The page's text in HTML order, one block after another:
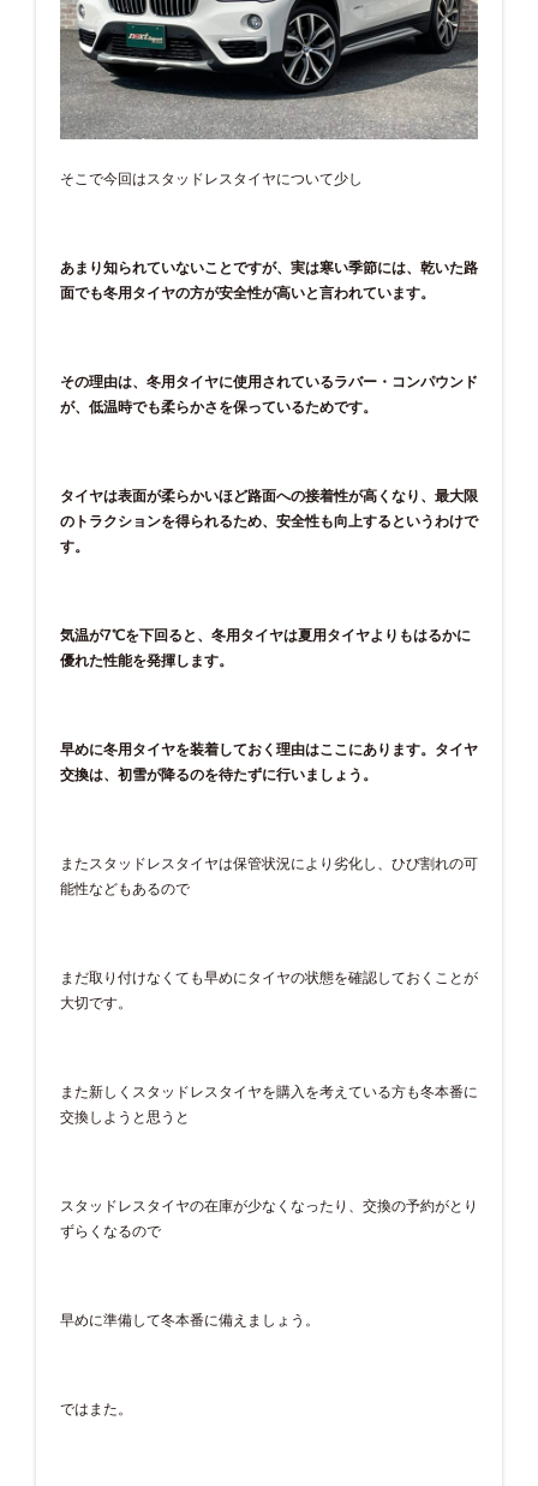
そこで今回はスタッドレスタイヤについて少し
あまり知られていないことですが、実は寒い季節には、乾いた路
面でも冬用タイヤの方が安全性が高いと言われています。
その理由は、冬用タイヤに使用されているラバー・コンパウンド
が、低温時でも柔らかさを保っているためです。
タイヤは表面が柔らかいほど路面への接着性が高くなり、最大限
のトラクションを得られるため、安全性も向上するというわけで
す。
気温が7℃を下回ると、冬用タイヤは夏用タイヤよりもはるかに
優れた性能を発揮します。
早めに冬用タイヤを装着しておく理由はここにあります。タイヤ
交換は、初雪が降るのを待たずに行いましょう。
またスタッドレスタイヤは保管状況により劣化し、ひび割れの可
能性などもあるので
まだ取り付けなくても早めにタイヤの状態を確認しておくことが
大切です。
また新しくスタッドレスタイヤを購入を考えている方も冬本番に
交換しようと思うと
スタッドレスタイヤの在庫が少なくなったり、交換の予約がとり
ずらくなるので
早めに準備して冬本番に備えましょう。
ではまた。